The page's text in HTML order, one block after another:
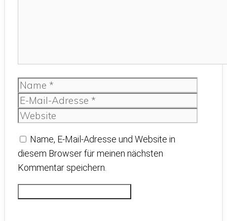
Name
Name, E-Mail-Adresse und Website in
diesem Browser für meinen nächsten
Kommentar speichern.